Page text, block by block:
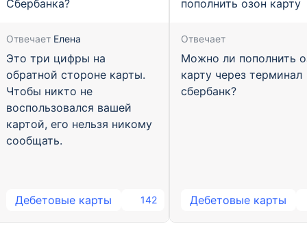
Сбербанка?
Отвечает Елена
Это три цифры на
обратной стороне карты.
Чтобы никто не
воспользовался вашей
картой, его нельзя никому
сообщать.
Дебетовые карты 142
пополнить озон карту
Отвечает
Можно ли пополнить
карту через терминал
сбербанк?
Дебетовые карты